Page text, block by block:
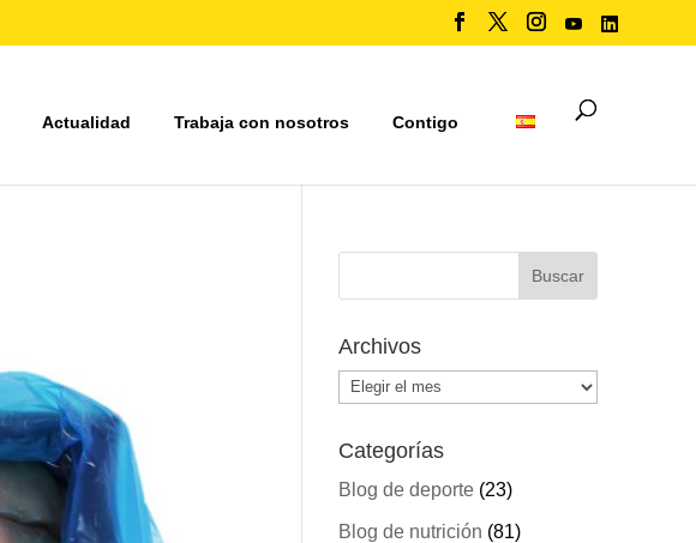
Actualidad Trabaja con nosotros Contigo
Archivos
Archivos
Categorías
Blog de deporte(23)
Blog de nutrición (81)